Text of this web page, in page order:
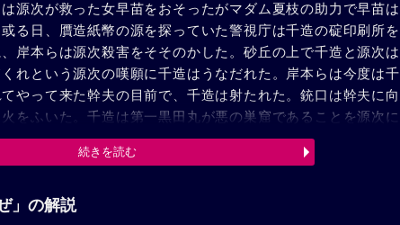
源次が救った女早苗をおそったがマダム夏枝の助力で早苗は
る日、贋造紙幣の源を探っていた警視庁は千造の碇印刷所を
岸本らは源次殺害をそそのかした。砂丘の上で千造と源次は
れという源次の嘆願に千造はうなだれた。岸本らは今度は千
やって来た幹夫の目前で、千造は射たれた。銃口は幹夫に向
をふいた。千造は第一黒田丸が悪の巣窟であることを源次に
田丸の甲板に移された。射ちまくる源次の前にボスの黒田善
ているのは源次の探し求めていたドイツ製大型拳銃であっ
続きを読む
」の解説